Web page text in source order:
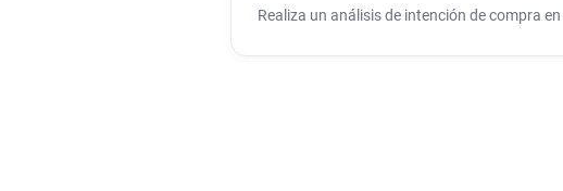
Realiza un análisis de intención de compra en